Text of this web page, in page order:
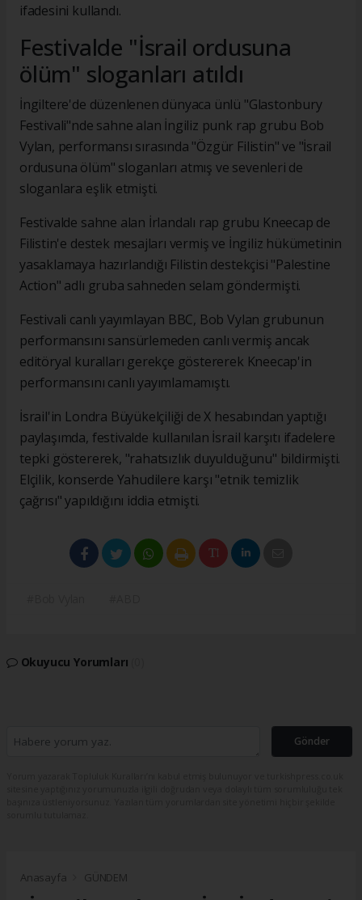
ifadesini kullandı.
Festivalde "İsrail ordusuna
ölüm" sloganları atıldı
İngiltere'de düzenlenen dünyaca ünlü "Glastonbury
Festivali"nde sahne alan İngiliz punk rap grubu Bob
Vylan, performansı sırasında "Özgür Filistin" ve "İsrail
ordusuna ölüm" sloganları atmış ve sevenleri de
sloganlara eşlik etmişti.
Festivalde sahne alan İrlandalı rap grubu Kneecap de
Filistin'e destek mesajları vermiş ve İngiliz hükümetinin
yasaklamaya hazırlandığı Filistin destekçisi "Palestine
Action" adlı gruba sahneden selam göndermişti.
Festivali canlı yayımlayan BBC, Bob Vylan grubunun
performansını sansürlemeden canlı vermiş ancak
editöryal kuralları gerekçe göstererek Kneecap'in
performansını canlı yayımlamamıştı.
İsrail'in Londra Büyükelçiliği de X hesabından yaptığı
paylaşımda, festivalde kullanılan İsrail karşıtı ifadelere
tepki göstererek, "rahatsızlık duyulduğunu" bildirmişti.
Elçilik, konserde Yahudilere karşı "etnik temizlik
çağrısı" yapıldığını iddia etmişti.
Okuyucu Yorumları
Gönder
Anasayfa GÜNDEM